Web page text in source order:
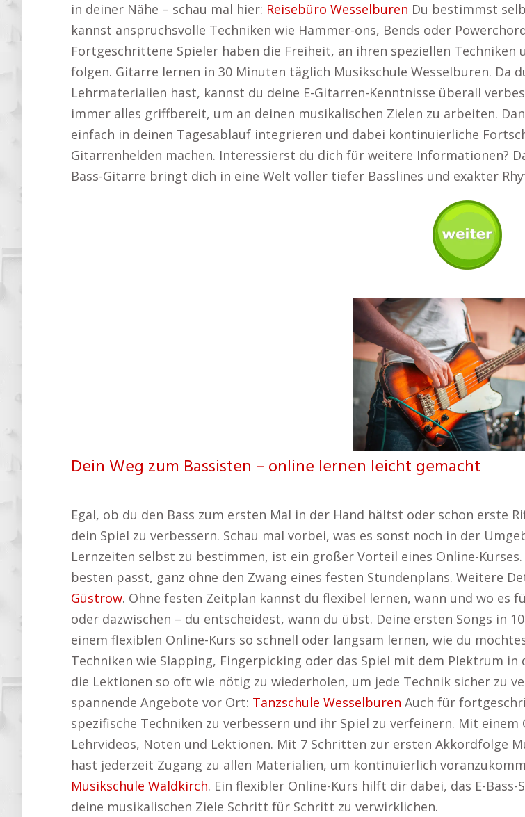
in deiner Nähe – schau mal hier: Reisebüro Wesselburen Du bestimmst
kannst anspruchsvolle Techniken wie Hammer-ons, Bends oder
Fortgeschrittene Spieler haben die Freiheit, an ihren speziellen
folgen. Gitarre lernen in 30 Minuten täglich Musikschule Wesselburen. Da
Lehrmaterialien hast, kannst du deine E-Gitarren-Kenntnisse überall
immer alles griffbereit, um an deinen musikalischen Zielen zu arbeiten.
einfach in deinen Tagesablauf integrieren und dabei kontinuierliche
Gitarrenhelden machen. Interessierst du dich für weitere Informationen?
Bass-Gitarre bringt dich in eine Welt voller tiefer Basslines und exakter
Dein Weg zum Bassisten – online lernen leicht gemacht
Egal, ob du den Bass zum ersten Mal in der Hand hältst oder schon erste
dein Spiel zu verbessern. Schau mal vorbei, was es sonst noch in der
Lernzeiten selbst zu bestimmen, ist ein großer Vorteil eines Online-
besten passt, ganz ohne den Zwang eines festen Stundenplans. Weitere
Güstrow. Ohne festen Zeitplan kannst du flexibel lernen, wann und wo es
oder dazwischen – du entscheidest, wann du übst. Deine ersten Songs in
einem flexiblen Online-Kurs so schnell oder langsam lernen, wie du
Techniken wie Slapping, Fingerpicking oder das Spiel mit dem Plektrum
die Lektionen so oft wie nötig zu wiederholen, um jede Technik sicher zu
spannende Angebote vor Ort: Tanzschule Wesselburen Auch für
spezifische Techniken zu verbessern und ihr Spiel zu verfeinern. Mit
Lehrvideos, Noten und Lektionen. Mit 7 Schritten zur ersten Akkordfolge
hast jederzeit Zugang zu allen Materialien, um kontinuierlich
Musikschule Waldkirch. Ein flexibler Online-Kurs hilft dir dabei, das E-
deine musikalischen Ziele Schritt für Schritt zu verwirklichen.